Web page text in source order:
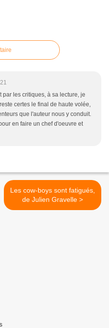
par les critiques, à sa lecture, je
certes le final de haute volée,
que l'auteur nous y conduit.
en faire un chef d'oeuvre et
Les cow-boys sont fatigués,
de Julien Gravelle >